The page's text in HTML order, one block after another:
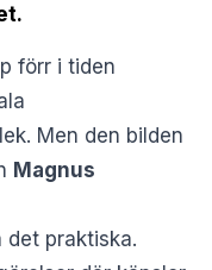
förr i tiden
Men den bilden
Magnus
det praktiska.